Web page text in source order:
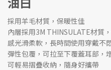
採用羊毛材質，保暖性佳
內層採用3M THINSULATE材質
感光滑柔軟，長時間使用穿戴不
彈性包覆，可拉至下覆蓋耳部，
可輕易摺疊收納，隨身好攜帶